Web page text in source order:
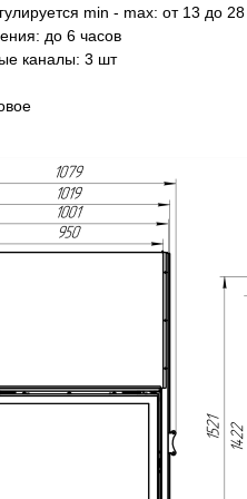
min - max: от 13 до 28
до 6 часов
каналы: 3 шт